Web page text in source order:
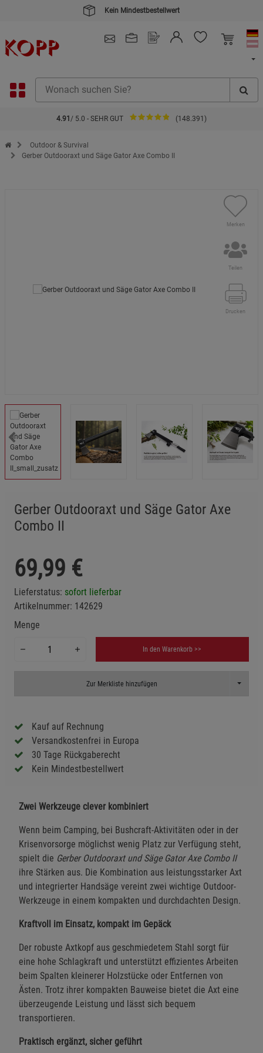
Kein Mindestbestellwert
4.91 / 5.0 - SEHR GUT (148.391)
Zur Startseite des Kopp Verlag Online-Shop
Outdoor & Survival
Gerber Outdooraxt und Säge Gator Axe Combo II
Merken
Teilen
Drucken
Gerber Outdooraxt und Säge Gator Axe
Combo II
69,99 €
Lieferstatus: sofort lieferbar
Artikelnummer: 142629
Menge
In den Warenkorb >>
Zur Merkliste hinzufügen Toggle
Kauf auf Rechnung
Versandkostenfrei in Europa
30 Tage Rückgaberecht
Kein Mindestbestellwert
Zwei Werkzeuge clever kombiniert
Wenn beim Camping, bei Bushcraft-Aktivitäten oder in der
Krisenvorsorge möglichst wenig Platz zur Verfügung steht,
spielt die Gerber Outdooraxt und Säge Gator Axe Combo II
ihre Stärken aus. Die Kombination aus leistungsstarker Axt
und integrierter Handsäge vereint zwei wichtige Outdoor-
Werkzeuge in einem kompakten und durchdachten Design.
Kraftvoll im Einsatz, kompakt im Gepäck
Der robuste Axtkopf aus geschmiedetem Stahl sorgt für
eine hohe Schlagkraft und unterstützt effizientes Arbeiten
beim Spalten kleinerer Holzstücke oder Entfernen von
Ästen. Trotz ihrer kompakten Bauweise bietet die Axt eine
überzeugende Leistung und lässt sich bequem
transportieren.
Praktisch ergänzt, sicher geführt